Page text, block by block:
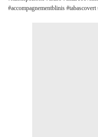
#accompagnementblinis #tabascovert